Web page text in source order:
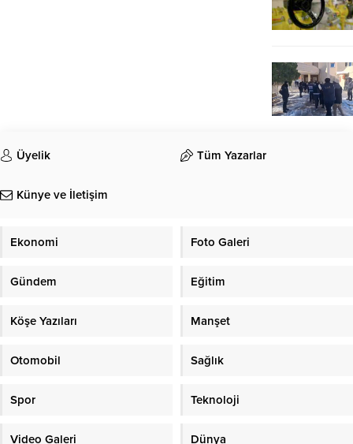
Üyelik Tüm Yazarlar
Künye ve İletişim
Ekonomi Foto Galeri
Gündem Eğitim
Köşe Yazıları Manşet
Otomobil Sağlık
Spor Teknoloji
Video Galeri Dünya